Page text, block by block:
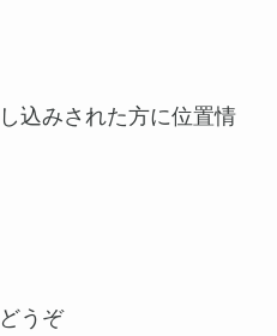
みされた方に位置情
うぞ